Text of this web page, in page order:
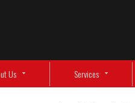
Us Services